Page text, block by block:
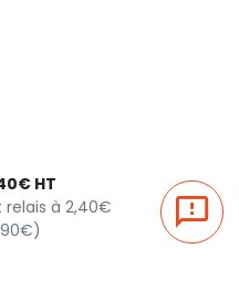
HT
relais à 2,40€